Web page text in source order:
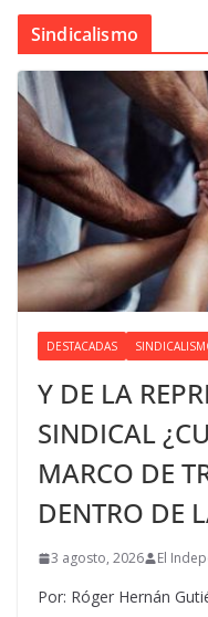
Sindicalismo
DESTACADAS
Y DE LA
SINDICAL
MARCO DE
DENTRO DE
3 agosto, 2026 El
Por: Róger Hernán